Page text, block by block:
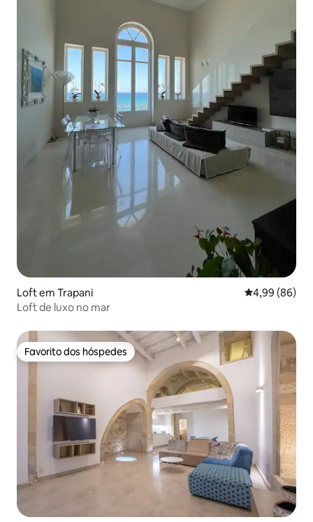
Loft em Trapani Classificação
4,99 (86)
Loft de luxo no mar
Favorito dos hóspedes
Favorito dos hóspedes